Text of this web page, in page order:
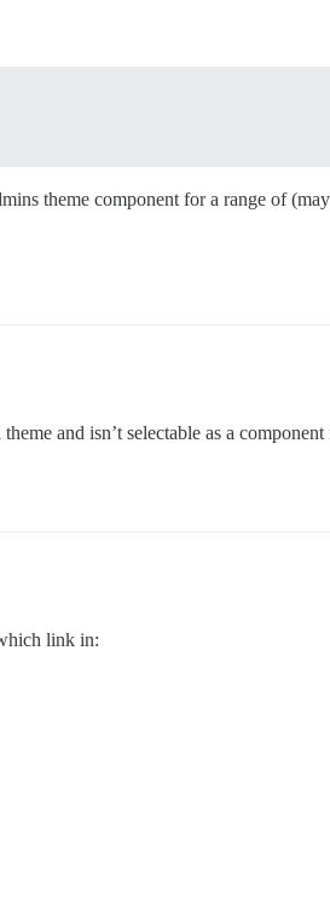
theme component for a range of
and isn’t selectable as a
link in: